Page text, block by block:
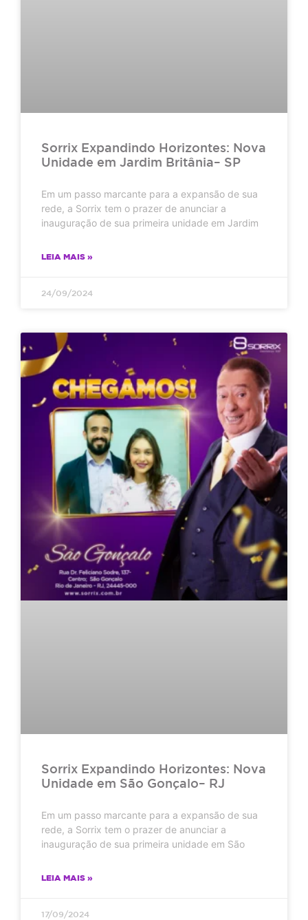
Sorrix Expandindo Horizontes: Nova
Unidade em Jardim Britânia– SP
Em um passo marcante para a expansão de sua
rede, a Sorrix tem o prazer de anunciar a
inauguração de sua primeira unidade em Jardim
LEIA MAIS »
24/09/2024
Sorrix Expandindo Horizontes: Nova
Unidade em São Gonçalo– RJ
Em um passo marcante para a expansão de sua
rede, a Sorrix tem o prazer de anunciar a
inauguração de sua primeira unidade em São
LEIA MAIS »
17/09/2024